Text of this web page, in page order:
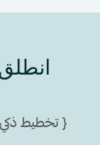
🚀
{ تخطيط ذكي + أدوات فعالة = نمو مستدام }